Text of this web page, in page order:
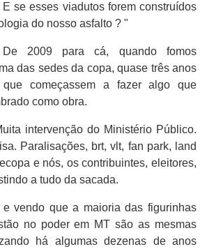
se esses viadutos forem construídos
do nosso asfalto ? "
De 2009 para cá, quando fomos
das sedes da copa, quase três anos
começassem a fazer algo que
como obra.
intervenção do Ministério Público.
Paralisações, brt, vlt, fan park, land
e nós, os contribuintes, eleitores,
a tudo da sacada.
vendo que a maioria das figurinhas
no poder em MT são as mesmas
há algumas dezenas de anos